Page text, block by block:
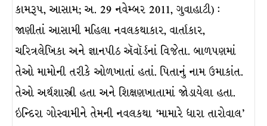
કામરૂપ, આસામ; અ. 29 નવેમ્બર 2011, ગુવાહાટી) :
જાણીતાં આસામી મહિલા નવલકથાકાર, વાર્તાકાર,
ચરિત્રલેખિકા અને જ્ઞાનપીઠ ઍવૉર્ડનાં વિજેતા. બાળપણમાં
તેઓ મામોની તરીકે ઓળખાતાં હતાં. પિતાનું નામ ઉમાકાંત.
તેઓ અર્થશાસ્ત્રી હતા અને શિક્ષણખાતામાં જોડાયેલા હતા.
ઇન્દિરા ગોસ્વામીને તેમની નવલકથા ‘મામારે ધારા તારોવાલ’